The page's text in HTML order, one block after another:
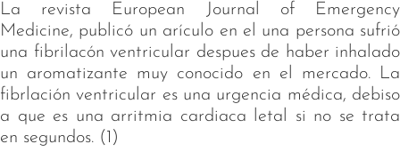
La revista European Journal of Emergency
Medicine, publicó un arículo en el una persona sufrió
una fibrilacón ventricular despues de haber inhalado
un aromatizante muy conocido en el mercado. La
fibrlación ventricular es una urgencia médica, debiso
a que es una arritmia cardiaca letal si no se trata
en segundos. (1)